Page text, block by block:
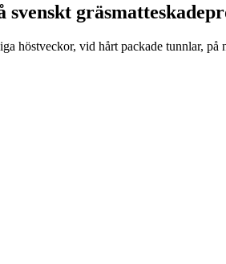
höstveckor, vid hårt packade tunnlar, på